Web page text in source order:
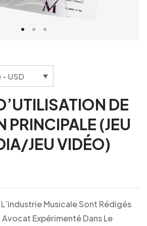
- USD
DE
PRINCIPALE (JEU
JEU VIDÉO)
Musicale Sont Rédigés
Avocat Expérimenté Dans Le